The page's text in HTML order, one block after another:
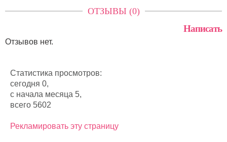
ОТЗЫВЫ (0)
Написать
Отзывов нет.
Статистика просмотров:
сегодня 0,
с начала месяца 5,
всего 5602
Рекламировать эту страницу